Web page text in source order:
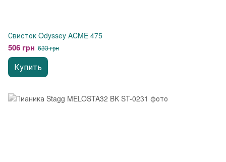
Свисток Odyssey ACME 475
506 грн 633 грн
Купить